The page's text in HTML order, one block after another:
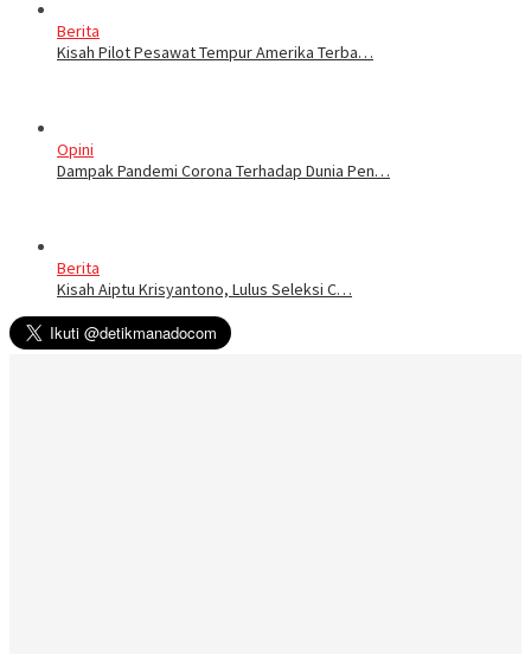
Berita
Kisah Pilot Pesawat Tempur Amerika Terba…
Opini
Dampak Pandemi Corona Terhadap Dunia Pen…
Berita
Kisah Aiptu Krisyantono, Lulus Seleksi C…